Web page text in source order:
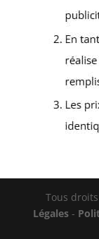
Tous
Légales-